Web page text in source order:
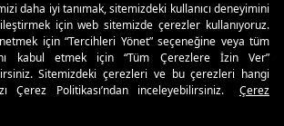
daha iyi tanımak, sitemizdeki kullanıcı deneyimini
için web sitemizde çerezler kullanıyoruz.
için “Tercihleri Yönet” seçeneğine veya tüm
kabul etmek için “Tüm Çerezlere İzin Ver”
Sitemizdeki çerezleri ve bu çerezleri hangi
Çerez Politikası’ndan inceleyebilirsiniz.
Çerez
Avantajları